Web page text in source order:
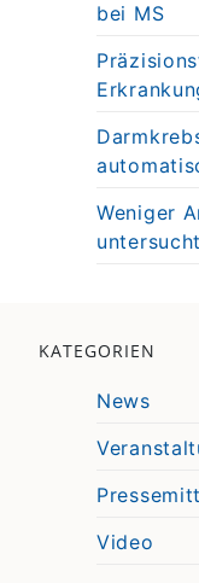
bei MS
Weniger
KATEGORIEN
News
Video